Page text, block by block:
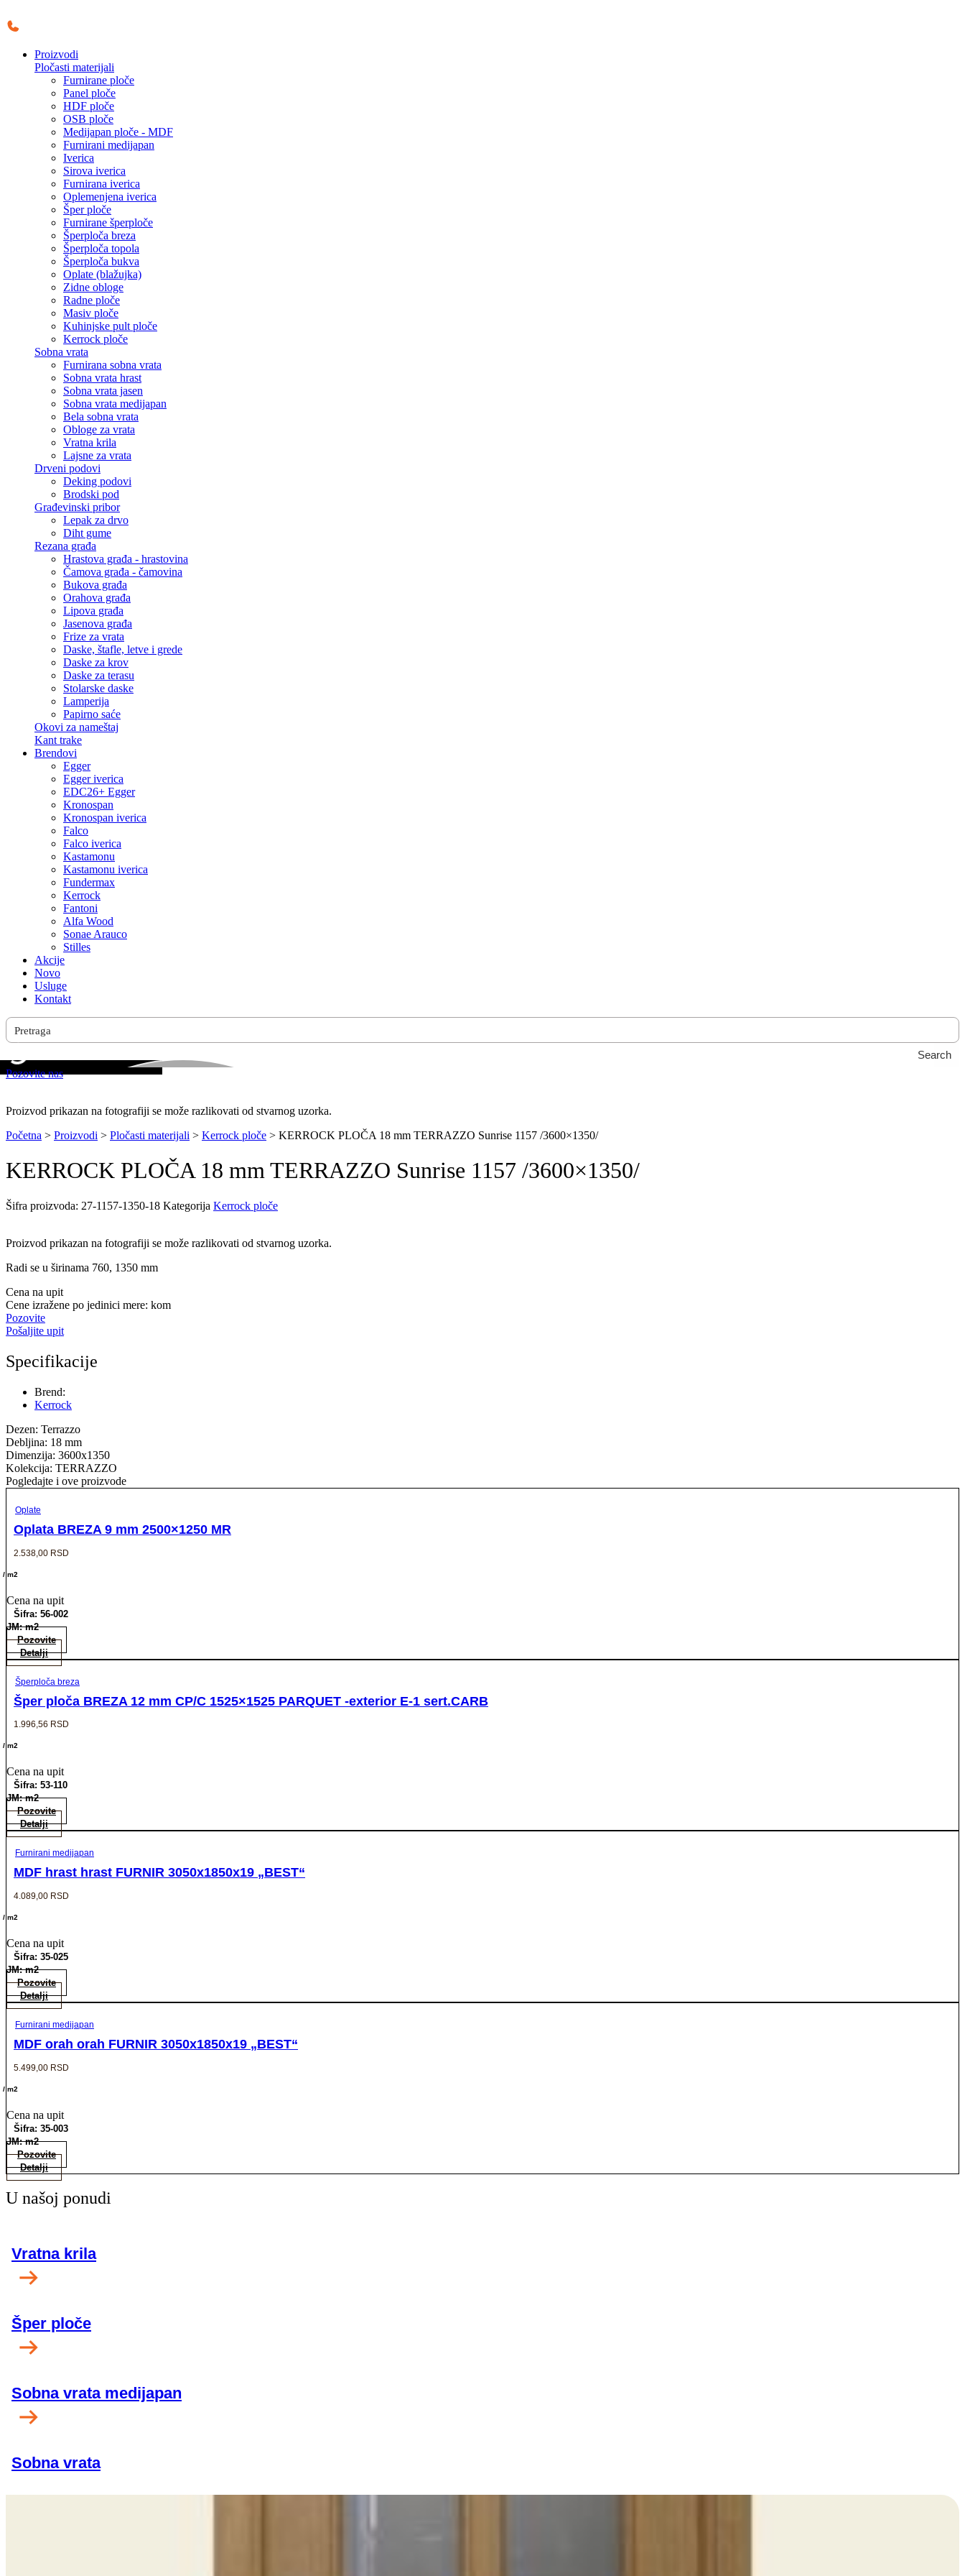
na
Proizvodi
Pločasti materijali
Furnirane ploče
Panel ploče
HDF ploče
OSB ploče
Medijapan ploče - MDF
Furnirani medijapan
Iverica
Sirova iverica
Furnirana iverica
Oplemenjena iverica
Šper ploče
Furnirane šperploče
Šperploča breza
Šperploča topola
Šperploča bukva
Oplate (blažujka)
Zidne obloge
Radne ploče
Masiv ploče
Kuhinjske pult ploče
Kerrock ploče
Sobna vrata
Furnirana sobna vrata
Sobna vrata hrast
Sobna vrata jasen
Sobna vrata medijapan
Bela sobna vrata
Obloge za vrata
Vratna krila
Lajsne za vrata
Drveni podovi
Deking podovi
Brodski pod
Građevinski pribor
Lepak za drvo
Diht gume
Rezana građa
Hrastova građa - hrastovina
Čamova građa - čamovina
Bukova građa
Orahova građa
Lipova građa
Jasenova građa
Frize za vrata
Daske, štafle, letve i grede
Daske za krov
Daske za terasu
Stolarske daske
Lamperija
Papirno saće
Okovi za nameštaj
Kant trake
Brendovi
Egger
Egger iverica
EDC26+ Egger
Kronospan
Kronospan iverica
Falco
Falco iverica
Kastamonu
Kastamonu iverica
Fundermax
Kerrock
Fantoni
Alfa Wood
Sonae Arauco
Stilles
Akcije
Novo
Usluge
Kontakt
Search
Pozovite nas
Proizvod prikazan na fotografiji se može razlikovati od stvarnog uzorka.
Početna > Proizvodi > Pločasti materijali > Kerrock ploče > KERROCK PLOČA 18 mm TERRAZZO Sunrise 1157 /3600×1350/
KERROCK PLOČA 18 mm TERRAZZO Sunrise 1157 /3600×1350/
Šifra proizvoda: 27-1157-1350-18 Kategorija Kerrock ploče
Proizvod prikazan na fotografiji se može razlikovati od stvarnog uzorka.
Radi se u širinama 760, 1350 mm
Cena na upit
Cene izražene po jedinici mere: kom
Pozovite
Pošaljite upit
Specifikacije
Brend:
Kerrock
Dezen: Terrazzo
Debljina: 18 mm
Dimenzija: 3600x1350
Kolekcija: TERRAZZO
Pogledajte i ove proizvode
Oplate
Oplata BREZA 9 mm 2500×1250 MR
2.538,00 RSD
/ m2
Cena na upit
Šifra: 56-002
JM: m2
Pozovite
Detalji
Šperploča breza
Šper ploča BREZA 12 mm CP/C 1525×1525 PARQUET -exterior E-1 sert.CARB
1.996,56 RSD
/ m2
Cena na upit
Šifra: 53-110
JM: m2
Pozovite
Detalji
Furnirani medijapan
MDF hrast hrast FURNIR 3050x1850x19 „BEST“
4.089,00 RSD
/ m2
Cena na upit
Šifra: 35-025
JM: m2
Pozovite
Detalji
Furnirani medijapan
MDF orah orah FURNIR 3050x1850x19 „BEST“
5.499,00 RSD
/ m2
Cena na upit
Šifra: 35-003
JM: m2
Pozovite
Detalji
U našoj ponudi
Vratna krila
Šper ploče
Sobna vrata medijapan
Sobna vrata